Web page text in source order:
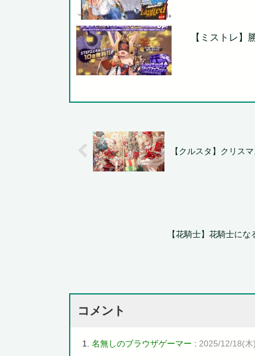
【ミストレ】
【クルスタ】クリス
【花騎士】花騎士に
コメント
1. 名無しのブラウザゲーマー : 2025/12/18(